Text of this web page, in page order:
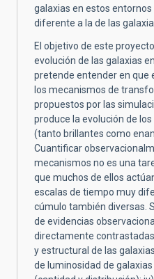
galaxias en estos
diferente a la de las
El objetivo de este
evolución de las galaxias
pretende entender en que
los mecanismos de
propuestos por las
produce la evolución de
(tanto brillantes como
Cuantificar
mecanismos no es una
que muchos de ellos
escalas de tiempo muy
cúmulo también diversas.
de evidencias
directamente
y estructural de las
de luminosidad de